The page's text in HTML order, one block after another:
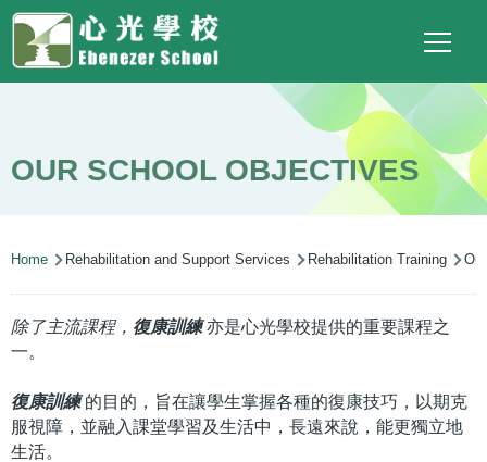
Skip to main content
Top
Social
Link
(ENG)
Language
switcher
Main
navigation
OUR SCHOOL OBJECTIVES
Breadcrumb
Home Rehabilitation and Support Services Rehabilitation Training
除了主流課程， 復康訓練亦是心光學校提供的重要課程之
一。
復康訓練的目的，旨在讓學生掌握各種的復康技巧，以期克
服視障，並融入課堂學習及生活中，長遠來說，能更獨立地
生活。